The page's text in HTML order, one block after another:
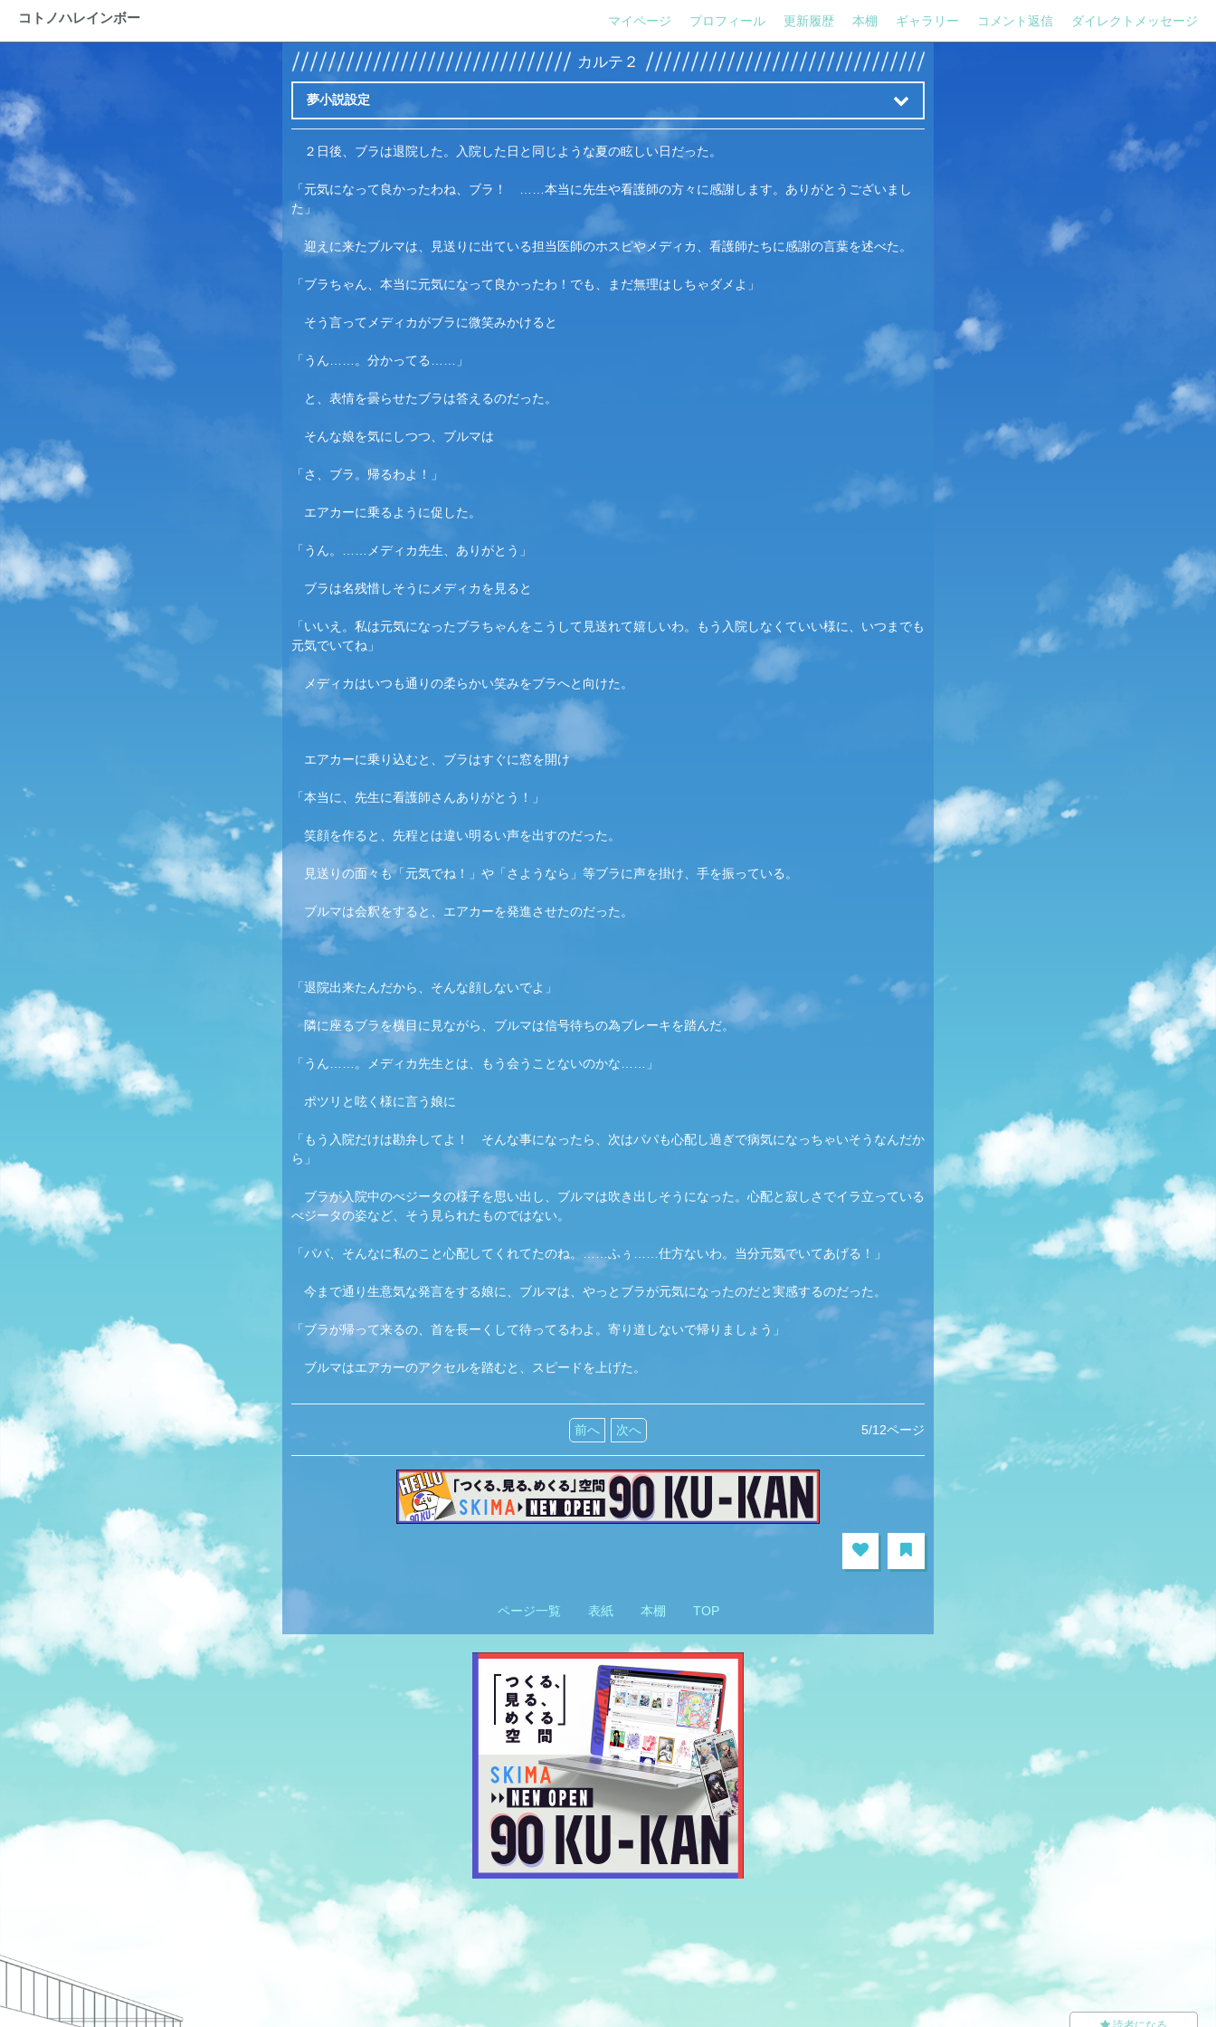
コトノハレインボー マイページ プロフィール 更新履歴 本棚 ギャラリー コメント返信 ダイレクトメッセージ
カルテ２
夢小説設定
２日後、ブラは退院した。入院した日と同じような夏の眩しい日だった。
「元気になって良かったわね、ブラ！　……本当に先生や看護師の方々に感謝します。ありがとうございまし
た」
迎えに来たブルマは、見送りに出ている担当医師のホスピや メディカ 、看護師たちに感謝の言葉を述べた。
「ブラちゃん、本当に元気になって良かったわ！でも、まだ無理はしちゃダメよ」
そう言って メディカがブラに微笑みかけると
「うん……。分かってる……」
と、表情を曇らせたブラは答えるのだった。
そんな娘を気にしつつ、ブルマは
「さ、ブラ。帰るわよ！」
エアカーに乗るように促した。
「うん。…… メディカ先生、ありがとう」
ブラは名残惜しそうに メディカを見ると
「いいえ。私は元気になったブラちゃんをこうして見送れて嬉しいわ。もう入院しなくていい様に、いつまでも
元気でいてね」
メディカはいつも通りの柔らかい笑みをブラへと向けた。
エアカーに乗り込むと、ブラはすぐに窓を開け
「本当に、先生に看護師さんありがとう！」
笑顔を作ると、先程とは違い明るい声を出すのだった。
見送りの面々も「元気でね！」や「さようなら」等ブラに声を掛け、手を振っている。
ブルマは会釈をすると、エアカーを発進させたのだった。
「退院出来たんだから、そんな顔しないでよ」
隣に座るブラを横目に見ながら、ブルマは信号待ちの為ブレーキを踏んだ。
「うん……。 メディカ先生とは、もう会うことないのかな……」
ポツリと呟く様に言う娘に
「もう入院だけは勘弁してよ！　そんな事になったら、次はパパも心配し過ぎで病気になっちゃいそうなんだか
ら」
ブラが入院中のべジータの様子を思い出し、ブルマは吹き出しそうになった。心配と寂しさでイラ立っている
べジータの姿など、そう見られたものではない。
「パパ、そんなに私のこと心配してくれてたのね。……ふぅ……仕方ないわ。当分元気でいてあげる！」
今まで通り生意気な発言をする娘に、ブルマは、やっとブラが元気になったのだと実感するのだった。
「ブラが帰って来るの、首を長ーくして待ってるわよ。寄り道しないで帰りましょう」
ブルマはエアカーのアクセルを踏むと、スピードを上げた。
5/12ページ
前へ 次へ
ページ一覧 表紙 本棚 TOP